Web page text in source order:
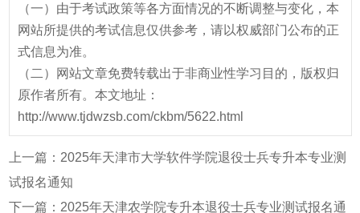
（一）由于考试政策等各方面情况的不断调整与变化，本
网站所提供的考试信息仅供参考，请以权威部门公布的正
式信息为准。
（二）网站文章免费转载出于非商业性学习目的，版权归
原作者所有。本文地址：
http://www.tjdwzsb.com/ckbm/5622.html
上一篇： 2025年天津市大学软件学院退役士兵专升本专业测
试报名通知
下一篇： 2025年天津农学院专升本退役士兵专业测试报名通